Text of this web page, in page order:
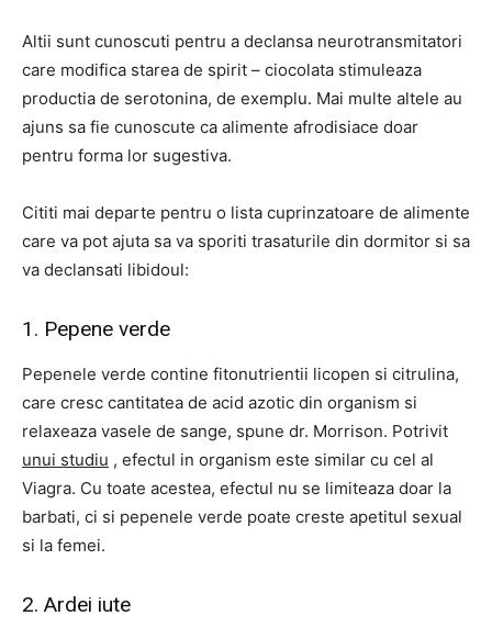
Altii sunt cunoscuti pentru a declansa neurotransmitatori
care modifica starea de spirit – ciocolata stimuleaza
productia de serotonina, de exemplu. Mai multe altele au
ajuns sa fie cunoscute ca alimente afrodisiace doar
pentru forma lor sugestiva.
Cititi mai departe pentru o lista cuprinzatoare de alimente
care va pot ajuta sa va sporiti trasaturile din dormitor si sa
va declansati libidoul:
1. Pepene verde
Pepenele verde contine fitonutrientii licopen si citrulina,
care cresc cantitatea de acid azotic din organism si
relaxeaza vasele de sange, spune dr. Morrison. Potrivit
unui studiu , efectul in organism este similar cu cel al
Viagra. Cu toate acestea, efectul nu se limiteaza doar la
barbati, ci si pepenele verde poate creste apetitul sexual
si la femei.
2. Ardei iute